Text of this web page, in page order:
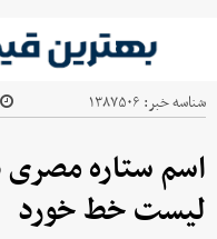
شناسه خبر: ۱۳۸۷۵۰۶
اسم ستاره مصری
لیست خط خورد